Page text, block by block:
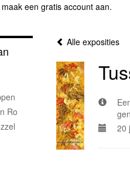
maak een gratis account aan.
Alle exposities
20
Ro